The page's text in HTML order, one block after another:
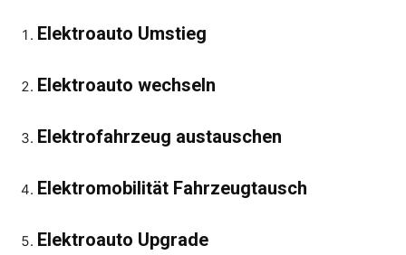
Elektroauto Umstieg
Elektroauto wechseln
Elektrofahrzeug austauschen
Elektromobilität Fahrzeugtausch
Elektroauto Upgrade